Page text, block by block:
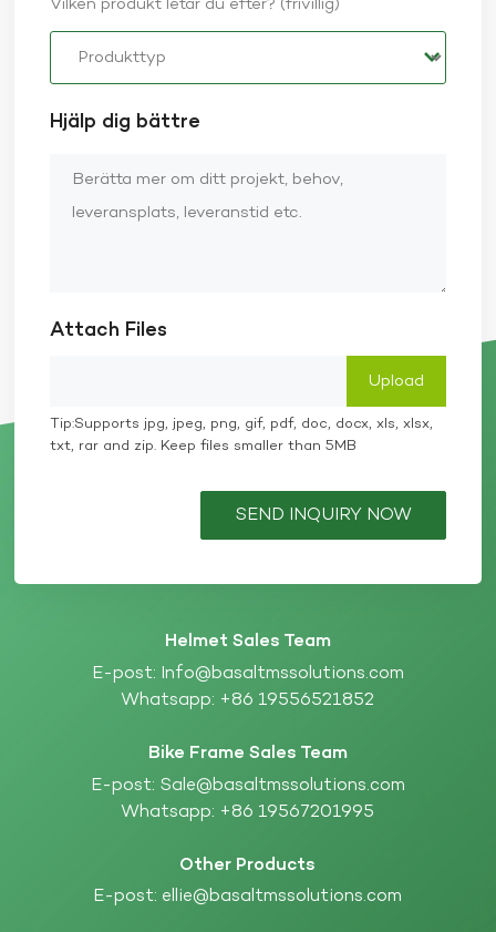
Vilken produkt letar du efter? (frivillig)
Hjälp dig bättre
Attach Files
Tip:Supports jpg, jpeg, png, gif, pdf, doc, docx, xls, xlsx,
txt, rar and zip. Keep files smaller than 5MB
SEND INQUIRY NOW
Helmet Sales Team
E-post: Info@basaltmssolutions.com
Whatsapp: +86 19556521852
Bike Frame Sales Team
E-post: Sale@basaltmssolutions.com
Whatsapp: +86 19567201995
Other Products
E-post: ellie@basaltmssolutions.com